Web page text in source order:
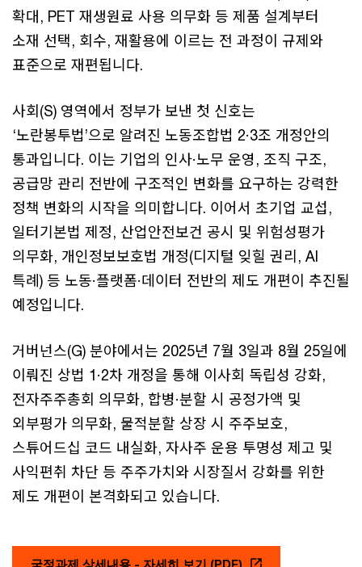
확대, PET 재생원료 사용 의무화 등 제품 설계부터
소재 선택, 회수, 재활용에 이르는 전 과정이 규제와
표준으로 재편됩니다.
사회(S) 영역에서 정부가 보낸 첫 신호는
‘노란봉투법’으로 알려진 노동조합법 2·3조 개정안의
통과입니다. 이는 기업의 인사·노무 운영, 조직 구조,
공급망 관리 전반에 구조적인 변화를 요구하는 강력한
정책 변화의 시작을 의미합니다. 이어서 초기업 교섭,
일터기본법 제정, 산업안전보건 공시 및 위험성평가
의무화, 개인정보보호법 개정(디지털 잊힐 권리, AI
특례) 등 노동·플랫폼·데이터 전반의 제도 개편이 추진될
예정입니다.
거버넌스(G) 분야에서는 2025년 7월 3일과 8월 25일에
이뤄진 상법 1·2차 개정을 통해 이사회 독립성 강화,
전자주주총회 의무화, 합병·분할 시 공정가액 및
외부평가 의무화, 물적분할 상장 시 주주보호,
스튜어드십 코드 내실화, 자사주 운용 투명성 제고 및
사익편취 차단 등 주주가치와 시장질서 강화를 위한
제도 개편이 본격화되고 있습니다.
국정과제 상세내용 - 자세히 보기 (PDF)